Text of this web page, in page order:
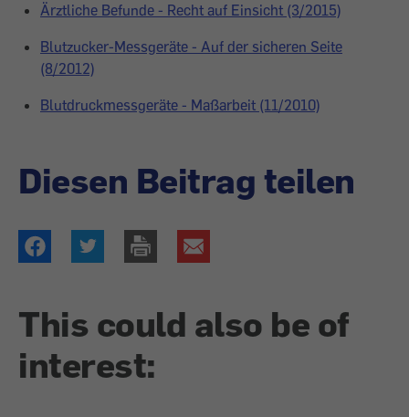
Ärztliche Befunde - Recht auf Einsicht (3/2015)
Blutzucker-Messgeräte - Auf der sicheren Seite
(8/2012)
Blutdruckmessgeräte - Maßarbeit (11/2010)
Diesen Beitrag teilen
This could also be of
interest: